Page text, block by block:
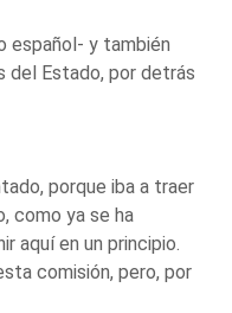
español- y también
del Estado, por detrás
porque iba a traer
como ya se ha
aquí en un principio.
comisión, pero, por